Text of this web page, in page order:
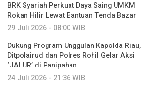
BRK Syariah Perkuat Daya Saing UMKM
Rokan Hilir Lewat Bantuan Tenda Bazar
29 Juli 2026 - 08:00 WIB
Dukung Program Unggulan Kapolda Riau,
Ditpolairud dan Polres Rohil Gelar Aksi
‘JALUR’ di Panipahan
24 Juli 2026 - 21:36 WIB